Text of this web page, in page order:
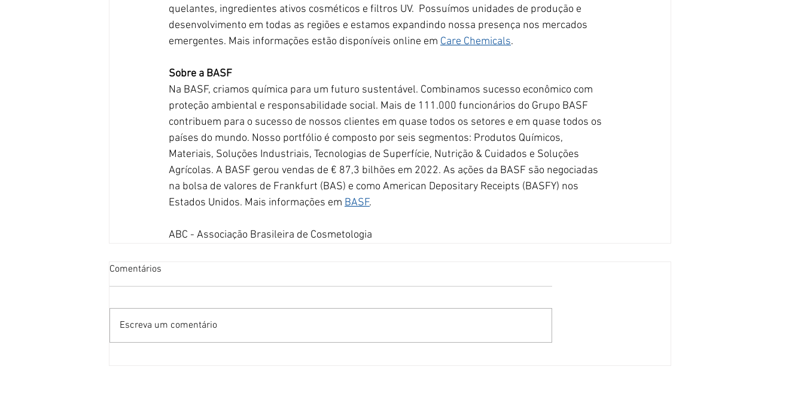
quelantes, ingredientes ativos cosméticos e filtros UV.  Possuímos unidades de produção e
desenvolvimento em todas as regiões e estamos expandindo nossa presença nos mercados
emergentes. Mais informações estão disponíveis online em Care Chemicals.
Sobre a BASF
Na BASF, criamos química para um futuro sustentável. Combinamos sucesso econômico com
proteção ambiental e responsabilidade social. Mais de 111.000 funcionários do Grupo BASF
contribuem para o sucesso de nossos clientes em quase todos os setores e em quase todos os
países do mundo. Nosso portfólio é composto por seis segmentos: Produtos Químicos,
Materiais, Soluções Industriais, Tecnologias de Superfície, Nutrição & Cuidados e Soluções
Agrícolas. A BASF gerou vendas de € 87,3 bilhões em 2022. As ações da BASF são negociadas
na bolsa de valores de Frankfurt (BAS) e como American Depositary Receipts (BASFY) nos
Estados Unidos. Mais informações em BASF.
ABC - Associação Brasileira de Cosmetologia
Comentários
Escreva um comentário